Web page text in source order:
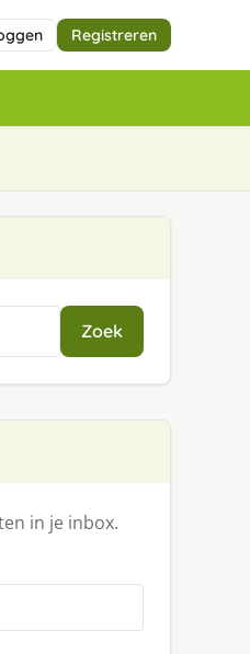
Registreren
Zoek
in je inbox.